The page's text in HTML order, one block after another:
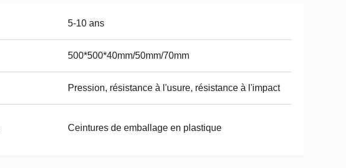
5-10 ans
500*500*40mm/50mm/70mm
Pression, résistance à l'usure, résistance à l'impact
Ceintures de emballage en plastique